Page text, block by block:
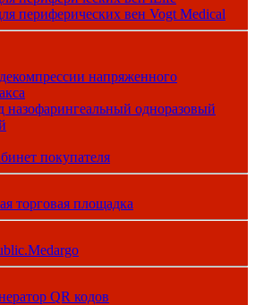
периферических вен Vogt Medical
напряженного
назофарингеальный одноразовый
покупателя
торговая площадка
QR кодов